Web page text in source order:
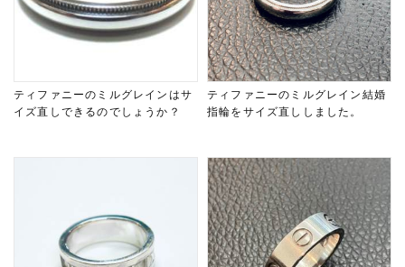
ティファニーのミルグレインはサ
イズ直しできるのでしょうか？
ティファニーのミルグレイン結婚
指輪をサイズ直ししました。